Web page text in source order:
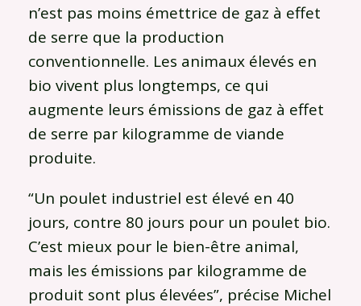
n’est pas moins émettrice de gaz à effet
de serre que la production
conventionnelle. Les animaux élevés en
bio vivent plus longtemps, ce qui
augmente leurs émissions de gaz à effet
de serre par kilogramme de viande
produite.
“Un poulet industriel est élevé en 40
jours, contre 80 jours pour un poulet bio.
C’est mieux pour le bien-être animal,
mais les émissions par kilogramme de
produit sont plus élevées”, précise Michel